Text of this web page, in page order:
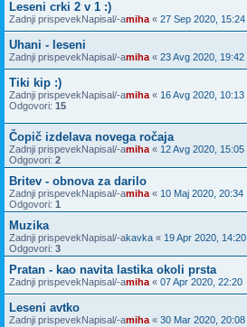
Leseni crki 2 v 1 :)
Zadnji prispevekNapisal/-amiha « 27 Sep 2020, 15:24
Uhani - leseni
Zadnji prispevekNapisal/-amiha « 23 Avg 2020, 19:42
Tiki kip :)
Zadnji prispevekNapisal/-amiha « 16 Avg 2020, 10:13
Odgovori: 15
Čopič izdelava novega ročaja
Zadnji prispevekNapisal/-amiha « 12 Avg 2020, 15:05
Odgovori: 2
Britev - obnova za darilo
Zadnji prispevekNapisal/-amiha « 10 Maj 2020, 20:34
Odgovori: 1
Muzika
Zadnji prispevekNapisal/-akavka « 19 Apr 2020, 14:20
Odgovori: 3
Pratan - kao navita lastika okoli prsta
Zadnji prispevekNapisal/-amiha « 07 Apr 2020, 22:20
Leseni avtko
Zadnji prispevekNapisal/-amiha « 30 Mar 2020, 20:08